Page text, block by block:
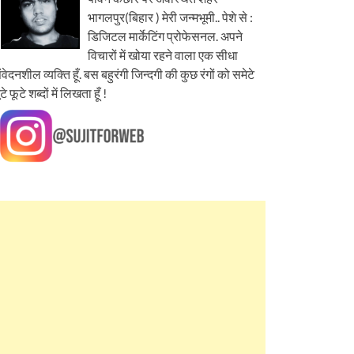
भागलपुर(बिहार ) मेरी जन्मभूमी.. पेशे से :
डिजिटल मार्केटिंग प्रोफेसनल. अपने
विचारों में खोया रहने वाला एक सीधा
व्यक्ति हूँ. बस बहुरंगी जिन्दगी की कुछ रंगों को समेटे
फूटे शब्दों में लिखता हूँ !